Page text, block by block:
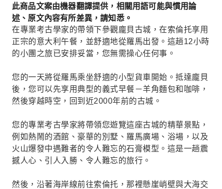
此商品文案由機器翻譯提供，相關用語可能與慣用論
述、原文內容有所差異，請知悉。
在專業考古學家的帶領下參觀龐貝古城，在索倫托享用
正宗的意大利午餐，並舒適地從羅馬出發。這趟12小時
的小團之旅已安排妥當，您無需操心任何事。
您的一天將從羅馬乘坐舒適的小型貨車開始。抵達龐貝
後，您可以先享用典型的義式早餐－羊角麵包和咖啡，
然後穿越時空，回到近2000年前的古城。
您的專業考古學家將帶領您遊覽這座古城的精華景點，
例如熱鬧的酒館、豪華的別墅、羅馬廣場、浴場，以及
火山爆發中遇難者的令人難忘的石膏模型。這是一趟震
撼人心、引人入勝、令人難忘的旅行。
然後，沿著海岸線前往索倫托，那裡懸崖峭壁與大海交